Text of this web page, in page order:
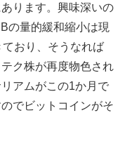
ります。興味深いの
の量的緩和縮小は現
おり、そうなれば
ク株が再度物色され
アムがこの1か月で
でビットコインがそ